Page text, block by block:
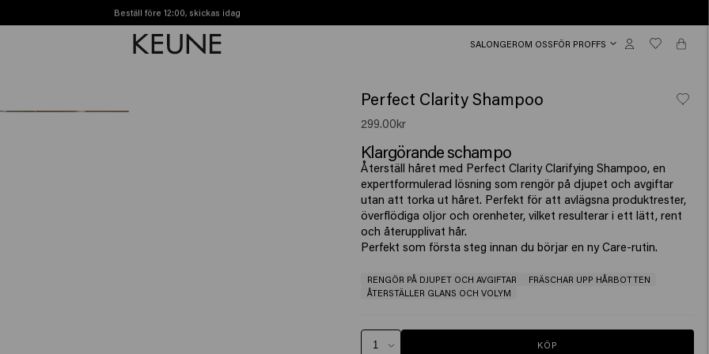
Beställ före 12:00, skickas idag
Fri frakt från 450kr
SALONGEROM OSSFÖR PROFFS
Perfect Clarity Shampoo
299.00kr
Klargörande schampo
Återställ håret med Perfect Clarity Clarifying Shampoo, en
expertformulerad lösning som rengör på djupet och avgiftar
utan att torka ut håret. Perfekt för att avlägsna produktrester,
överflödiga oljor och orenheter, vilket resulterar i ett lätt, rent
och återupplivat hår.
Perfekt som första steg innan du börjar en ny Care-rutin.
RENGÖR PÅ DJUPET OCH AVGIFTAR
FRÄSCHAR UPP HÅRBOTTEN
ÅTERSTÄLLER GLANS OCH VOLYM
KÖP